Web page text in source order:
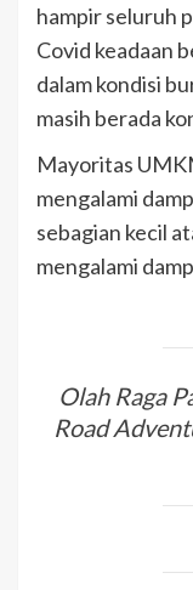
hampir seluruh
Covid keadaan
dalam kondisi
masih berada
Mayoritas
mengalami
sebagian kecil
mengalami
Olah Raga
Road